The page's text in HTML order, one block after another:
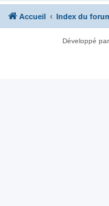
Accueil Index du
Développé par